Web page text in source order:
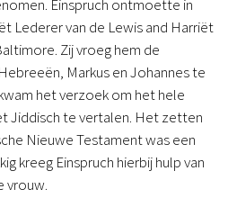
Einspruch ontmoette in
Lederer van de Lewis and Harriët
Zij vroeg hem de
Markus en Johannes te
het verzoek om het hele
Jiddisch te vertalen. Het zetten
Nieuwe Testament was een
kreeg Einspruch hierbij hulp van
vrouw.